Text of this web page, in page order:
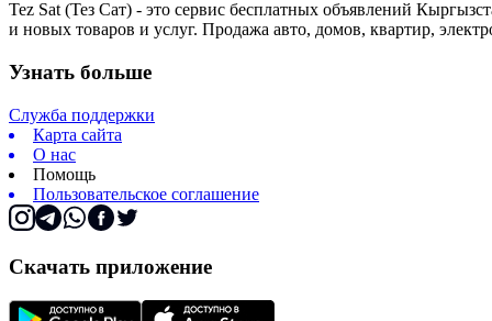
Tez Sat (Тез Сат) - это сервис бесплатных объявлений
и новых товаров и услуг. Продажа авто, домов, квартир,
Узнать больше
Служба поддержки
Карта сайта
О нас
Помощь
Пользовательское соглашение
Скачать приложение